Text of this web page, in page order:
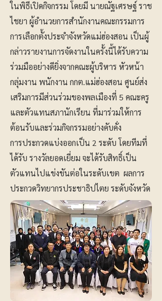
ในพิธีเปิดกิจกรรม โดยมี นายณัฐเศรษฐ์ ราช
ไชยา ผู้อำนวยการสำนักงานคณะกรรมการ
การเลือกตั้งประจำจังหวัดแม่ฮ่องสอน เป็นผู้
กล่าวรายงานการจัดงานในครั้งนี้ได้รับความ
ร่วมมืออย่างดียิ่งจากคณะผู้บริหาร หัวหน้า
กลุ่มงาน พนักงาน กกต.แม่ฮ่องสอน ศูนย์ส่ง
เสริมการมีส่วนร่วมของพลเมืองที่ 5 คณะครู
และตัวแทนสภานักเรียน ที่มาร่วมให้การ
ต้อนรับและร่วมกิจกรรมอย่างคับคั่ง
การประกวดแบ่งออกเป็น 2 ระดับ โดยทีมที่
ได้รับ รางวัลยอดเยี่ยม จะได้รับสิทธิ์เป็น
ตัวแทนไปแข่งขันต่อในระดับเขต ผลการ
ประกวดวิทยากรประชาธิปไตย ระดับจังหวัด